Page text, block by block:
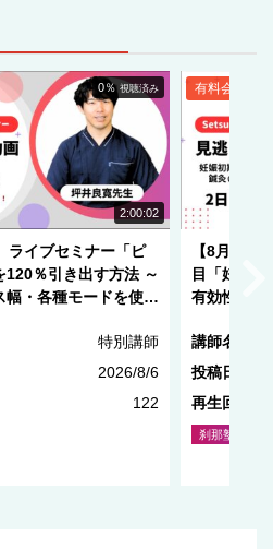
2:00:02
0％ 視聴済み
ライブセミナー「ピ
120％引き出す方法 ～
幅・各種モードを使い
特別講師
2026/8/6
122
有料会員限定
【8月29
目「妊娠
有効性と安
講師名
投稿日
再生回数
刹那塾ライブ